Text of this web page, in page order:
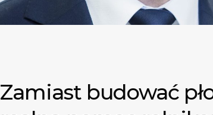
Zamiast budować